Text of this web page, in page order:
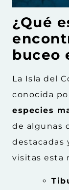
¿Qué
buceo
La Isla del
conocida
especies
de algunas
destacadas
visitas esta